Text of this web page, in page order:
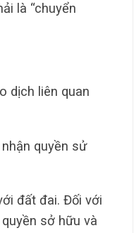
là “chuyển
dịch liên quan
quyền sử
đất đai. Đối với
sở hữu và